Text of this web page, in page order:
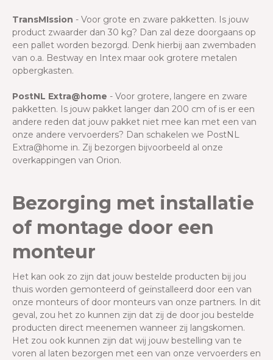
TransMIssion - Voor grote en zware pakketten. Is jouw
product zwaarder dan 30 kg? Dan zal deze doorgaans op
een pallet worden bezorgd. Denk hierbij aan zwembaden
van o.a. Bestway en Intex maar ook grotere metalen
opbergkasten.
PostNL Extra@home - Voor grotere, langere en zware
pakketten. Is jouw pakket langer dan 200 cm of is er een
andere reden dat jouw pakket niet mee kan met een van
onze andere vervoerders? Dan schakelen we PostNL
Extra@home in. Zij bezorgen bijvoorbeeld al onze
overkappingen van Orion.
Bezorging met installatie
of montage door een
monteur
Het kan ook zo zijn dat jouw bestelde producten bij jou
thuis worden gemonteerd of geïnstalleerd door een van
onze monteurs of door monteurs van onze partners. In dit
geval, zou het zo kunnen zijn dat zij de door jou bestelde
producten direct meenemen wanneer zij langskomen.
Het zou ook kunnen zijn dat wij jouw bestelling van te
voren al laten bezorgen met een van onze vervoerders en